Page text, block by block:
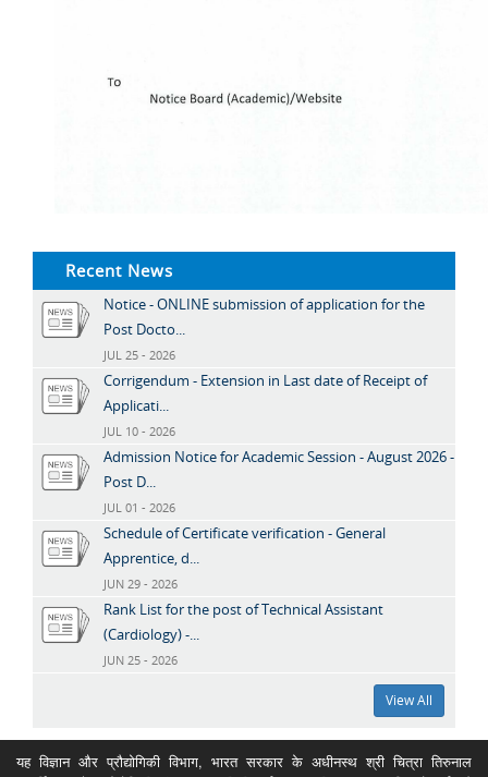
Recent News
Notice - ONLINE submission of application for the
Post Docto...
JUL 25 - 2026
Corrigendum - Extension in Last date of Receipt of
Applicati...
JUL 10 - 2026
Admission Notice for Academic Session - August 2026 -
Post D...
JUL 01 - 2026
Schedule of Certificate verification - General
Apprentice, d...
JUN 29 - 2026
Rank List for the post of Technical Assistant
(Cardiology) -...
JUN 25 - 2026
View All
यह विज्ञान और प्रौद्योगिकी विभाग, भारत सरकार के अधीनस्थ श्री चित्रा तिरुनाल